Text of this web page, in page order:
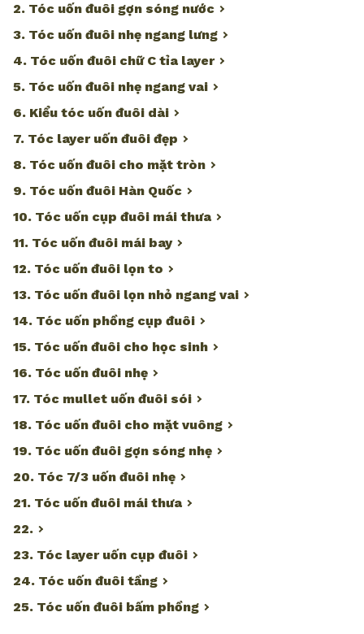
2. Tóc uốn đuôi gợn sóng nước
3. Tóc uốn đuôi nhẹ ngang lưng
4. Tóc uốn đuôi chữ C tỉa layer
5. Tóc uốn đuôi nhẹ ngang vai
6. Kiểu tóc uốn đuôi dài
7. Tóc layer uốn đuôi đẹp
8. Tóc uốn đuôi cho mặt tròn
9. Tóc uốn đuôi Hàn Quốc
10. Tóc uốn cụp đuôi mái thưa
11. Tóc uốn đuôi mái bay
12. Tóc uốn đuôi lọn to
13. Tóc uốn đuôi lọn nhỏ ngang vai
14. Tóc uốn phồng cụp đuôi
15. Tóc uốn đuôi cho học sinh
16. Tóc uốn đuôi nhẹ
17. Tóc mullet uốn đuôi sói
18. Tóc uốn đuôi cho mặt vuông
19. Tóc uốn đuôi gợn sóng nhẹ
20. Tóc 7/3 uốn đuôi nhẹ
21. Tóc uốn đuôi mái thưa
22.
23. Tóc layer uốn cụp đuôi
24. Tóc uốn đuôi tầng
25. Tóc uốn đuôi bấm phồng